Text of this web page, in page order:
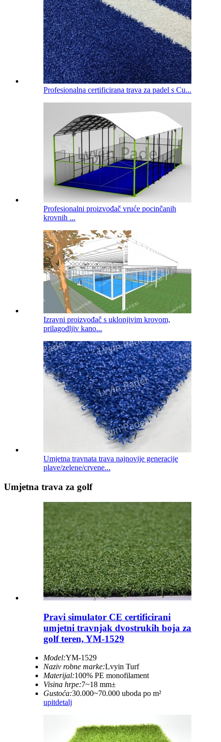
Profesionalna certificirana trava za padel s Cu...
Profesionalni proizvođač vruće pocinčanih
krovnih ...
Izravni proizvođač s uklonjivim krovom,
prilagodljiv kano...
Umjetna travnata trava najnovije generacije
plave/zelene/crvene...
Umjetna trava za golf
Pravi simulator CE certificirani
umjetni travnjak dvostrukih boja za
golf teren, YM-1529
Model:YM-1529
Naziv robne marke:Lvyin Turf
Materijal:100% PE monofilament
Visina hrpe:7~18 mm±
Gustoća:30.000~70.000 uboda po m²
upitdetalj